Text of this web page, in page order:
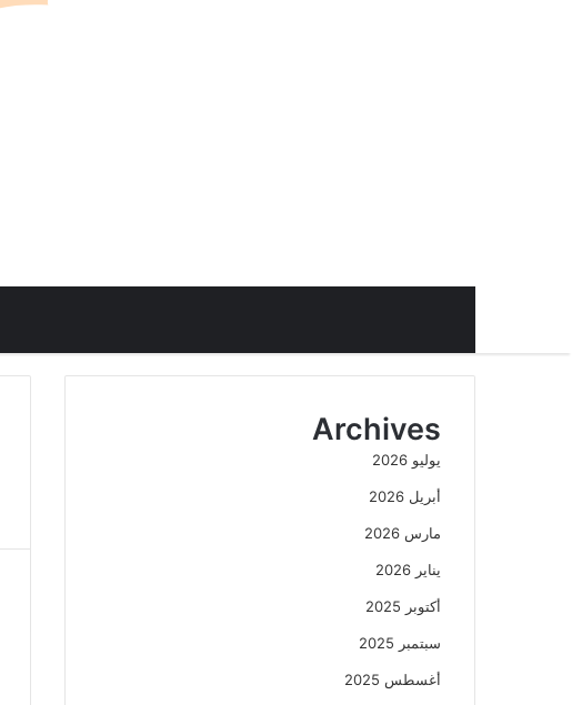
Archives
يوليو 2026
أبريل 2026
مارس 2026
يناير 2026
أكتوبر 2025
سبتمبر 2025
أغسطس 2025